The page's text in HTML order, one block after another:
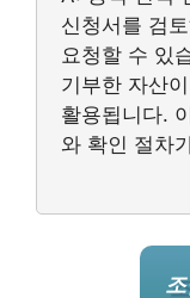
신청서를 검
요청할 수 있
기부한 자산
활용됩니다.
와 확인 절차